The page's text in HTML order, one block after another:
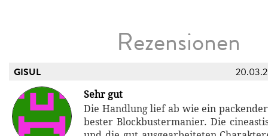
Rezensionen
GISUL
Sehr gut
Die Handlung lief ab wie ein
bester Blockbustermanier. Die